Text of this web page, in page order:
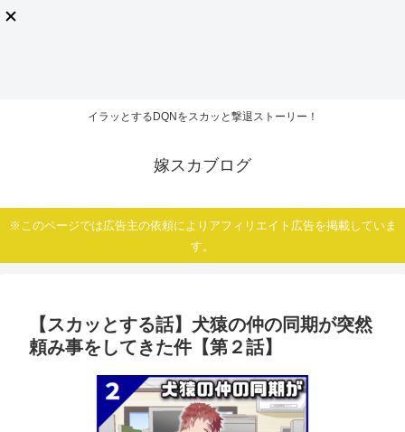
イラッとするDQNをスカッと撃退ストーリー！
嫁スカブログ
※このページでは広告主の依頼によりアフィリエイト広告を掲載していま
す。
【スカッとする話】犬猿の仲の同期が突然
頼み事をしてきた件【第２話】